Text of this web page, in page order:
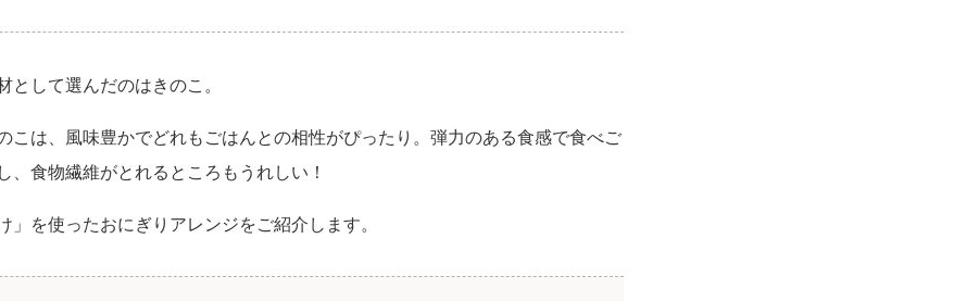
として選んだのはきのこ。
こは、風味豊かでどれもごはんとの相性がぴったり。弾力のある食感で食べご
、食物繊維がとれるところもうれしい！
」を使ったおにぎりアレンジをご紹介します。